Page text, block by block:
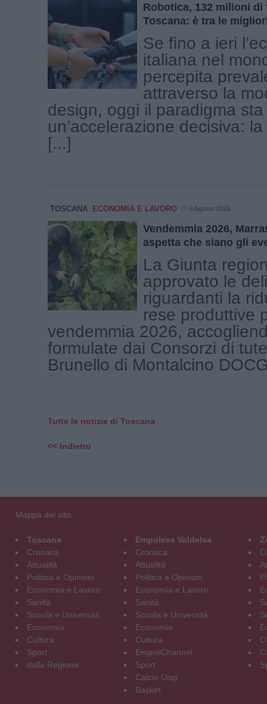
Robotica, 132 milioni di
Toscana: è tra le
Se fino a ieri
italiana nel
percepita
attraverso la
design, oggi il paradigma
un’accelerazione decisiva:
[...]
TOSCANA ECONOMIA E LAVORO 6 Agosto 2026
Vendemmia 2026,
aspetta che siano gli
La Giunta
approvato le
riguardanti la
rese produttive
vendemmia 2026,
formulate dai Consorzi di
Brunello di Montalcino
Tutte le notizie di Toscana
<< Indietro
Mappa del sito
Toscana
Cronaca
Attualità
Politica e Opinioni
Economia e Lavoro
Sanità
Scuola e Università
Economia
Cultura
Sport
dalla Regione
Empolese Valdelsa
Cronaca
Attualità
Politica e Opinioni
Economia e Lavoro
Sanità
Scuola e Università
Economia
Cultura
EmpoliChannel
Sport
Calcio Uisp
Basket